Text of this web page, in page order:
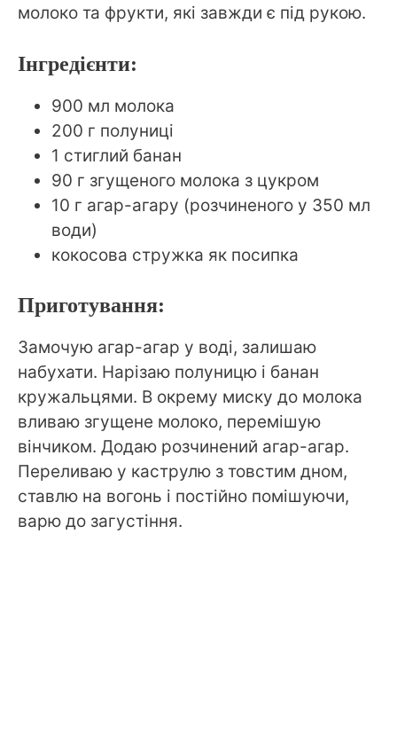
молоко та фрукти, які завжди є під рукою.
Інгредієнти:
900 мл молока
200 г полуниці
1 стиглий банан
90 г згущеного молока з цукром
10 г агар-агару (розчиненого у 350 мл
води)
кокосова стружка як посипка
Приготування:
Замочую агар-агар у воді, залишаю
набухати. Нарізаю полуницю і банан
кружальцями. В окрему миску до молока
вливаю згущене молоко, перемішую
вінчиком. Додаю розчинений агар-агар.
Переливаю у каструлю з товстим дном,
ставлю на вогонь і постійно помішуючи,
варю до загустіння.